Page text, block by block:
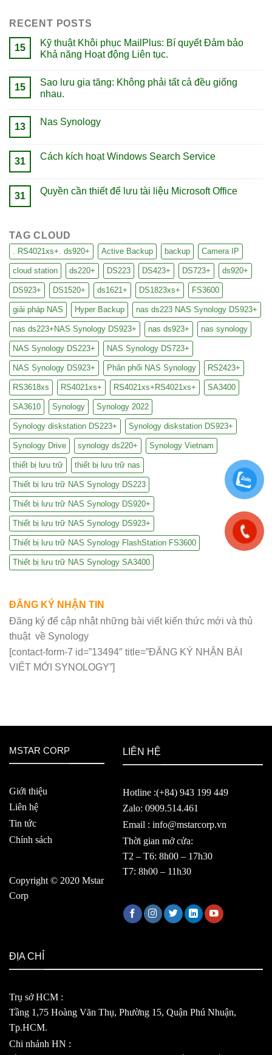
RECENT POSTS
15
Kỹ thuật Khôi phục MailPlus: Bí quyết Đảm bảo
Khả năng Hoạt động Liên tục.
15
Sao lưu gia tăng: Không phải tất cả đều giống
nhau.
13 Nas Synology
31 Cách kích hoạt Windows Search Service
31 Quyền cần thiết để lưu tài liệu Microsoft Office
TAG CLOUD
. RS4021xs+. ds920+ Active Backup backup Camera IP
cloud station ds220+ DS223 DS423+ DS723+ ds920+
DS923+ DS1520+ ds1621+ DS1823xs+ FS3600
giải pháp NAS Hyper Backup nas ds223 NAS Synology DS923+
nas ds223+NAS Synology DS923+ nas ds923+ nas synology
NAS Synology DS223+ NAS Synology DS723+
NAS Synology DS923+ Phân phối NAS Synology RS2423+
RS3618xs RS4021xs+ RS4021xs+RS4021xs+ SA3400
SA3610 Synology Synology 2022
Synology diskstation DS223+ Synology diskstation DS923+
Synology Drive synology ds220+ Synology Vietnam
thiết bị lưu trữ thiết bị lưu trữ nas
Thiết bị lưu trữ NAS Synology DS223
Thiết bị lưu trữ NAS Synology DS920+
Thiết bị lưu trữ NAS Synology DS923+
Thiết bị lưu trữ NAS Synology FlashStation FS3600
Thiết bị lưu trữ NAS Synology SA3400
ĐĂNG KÝ NHẬN TIN
Đăng ký để cập nhật những bài viết kiến thức mới và thủ
thuật về Synology
[contact-form-7 id=”13494″ title=”ĐĂNG KÝ NHẬN BÀI
VIẾT MỚI SYNOLOGY”]
MSTAR CORP
Giới thiệu
Liên hệ
Tin tức
Chính sách
Copyright © 2020 Mstar
Corp
LIÊN HỆ
Hotline :(+84) 943 199 449
Zalo: 0909.514.461
Email : info@mstarcorp.vn
Thời gian mở cửa:
T2 – T6: 8h00 – 17h30
T7: 8h00 – 11h30
ĐỊA CHỈ
Trụ sở HCM :
Tầng 1,75 Hoàng Văn Thụ, Phường 15, Quận Phú Nhuận,
Tp.HCM.
Chi nhánh HN :